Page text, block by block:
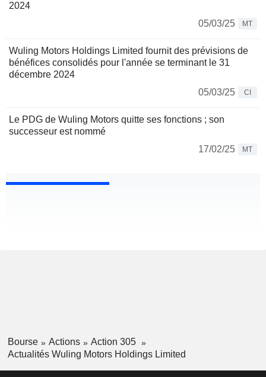
2024
05/03/25
MT
Wuling Motors Holdings Limited fournit des prévisions de
bénéfices consolidés pour l'année se terminant le 31
décembre 2024
05/03/25
CI
Le PDG de Wuling Motors quitte ses fonctions ; son
successeur est nommé
17/02/25
MT
Bourse Actions
Action 305
Actualités Wuling Motors Holdings Limited